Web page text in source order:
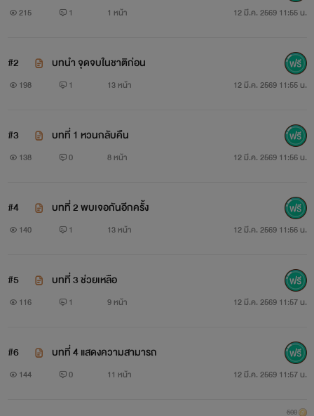
215 1 1 หน้า 12 มี.ค. 2569 11:55 น.
#2 บทนำ จุดจบในชาติก่อน
198 1 13 หน้า 12 มี.ค. 2569 11:55 น.
#3 บทที่ 1 หวนกลับคืน
138 0 8 หน้า 12 มี.ค. 2569 11:56 น.
#4 บทที่ 2 พบเจอกันอีกครั้ง
140 1 13 หน้า 12 มี.ค. 2569 11:56 น.
#5 บทที่ 3 ช่วยเหลือ
116 1 9 หน้า 12 มี.ค. 2569 11:57 น.
#6 บทที่ 4 แสดงความสามารถ
144 0 11 หน้า 12 มี.ค. 2569 11:57 น.
500